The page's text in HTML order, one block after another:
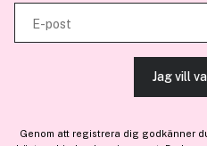
tjänster.
TILLÅT
E-post
Jag vill
Genom att registrera dig godkänner